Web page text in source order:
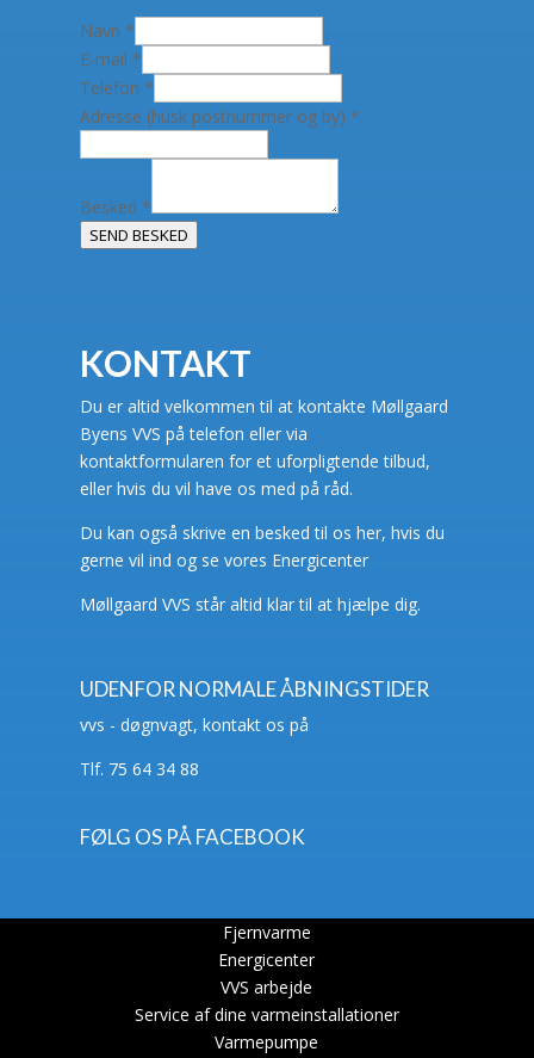
Navn*
E-mail*
Telefon*
Adresse (husk postnummer og by)*
Besked*
SEND BESKED
KONTAKT
Du er altid velkommen til at kontakte Møllgaard
Byens VVS på telefon eller via
kontaktformularen for et uforpligtende tilbud,
eller hvis du vil have os med på råd.
Du kan også skrive en besked til os her, hvis du
gerne vil ind og se vores Energicenter
Møllgaard VVS står altid klar til at hjælpe dig.
UDENFOR NORMALE ÅBNINGSTIDER
vvs - døgnvagt, kontakt os på
Tlf. 75 64 34 88
FØLG OS PÅ FACEBOOK
Fjernvarme
Energicenter
VVS arbejde
Service af dine varmeinstallationer
Varmepumpe